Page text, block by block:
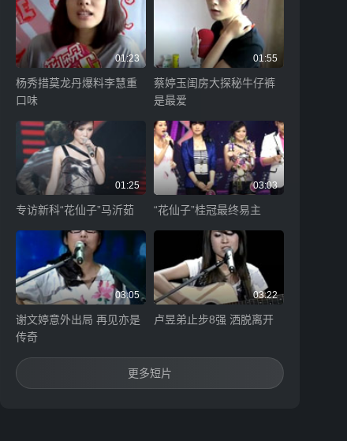
01:23
杨秀措莫龙丹爆料李慧重
口味
01:55
蔡婷玉闺房大探秘牛仔裤
是最爱
01:25
专访新科“花仙子”马沂茹
03:03
“花仙子”桂冠最终易主
03:05
谢文婷意外出局 再见亦是
传奇
03:22
卢昱弟止步8强 洒脱离开
更多短片